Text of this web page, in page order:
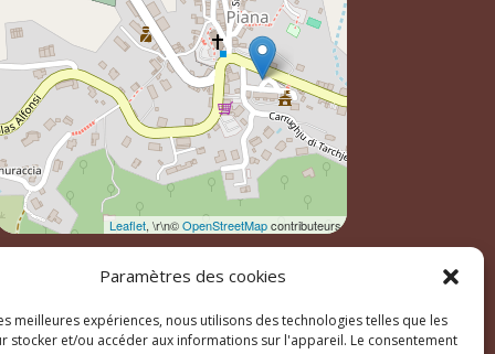
Paramètres des cookies
meilleures expériences, nous utilisons des technologies telles que les
stocker et/ou accéder aux informations sur l'appareil. Le consentement
Leaflet, \r\n©OpenStreetMapcontributeurs